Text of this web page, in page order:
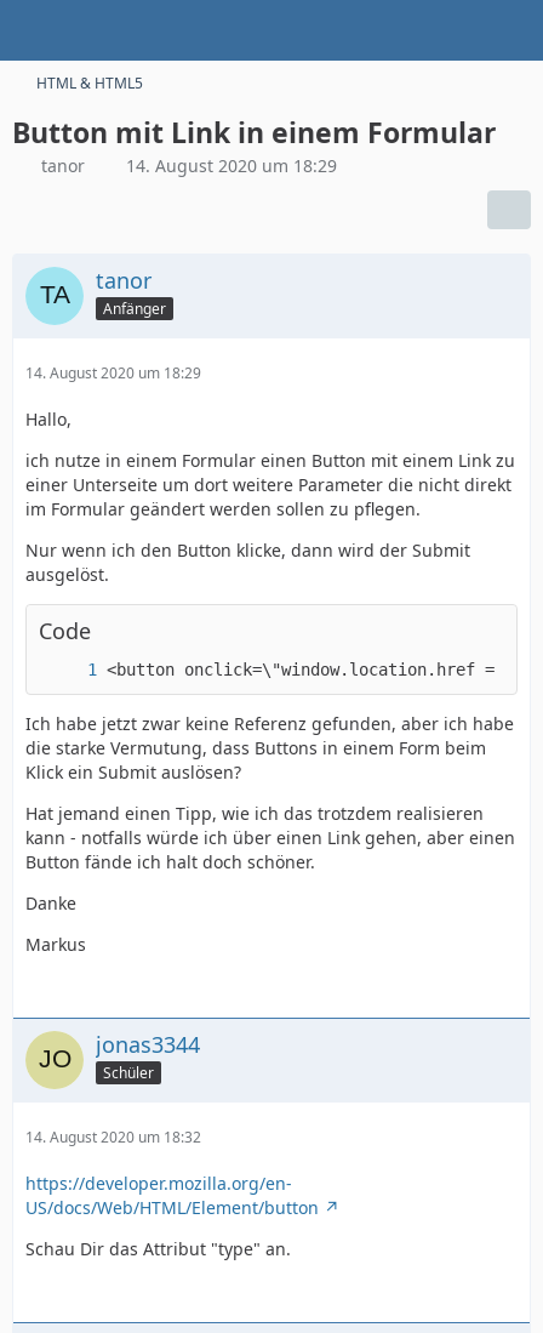
HTML & HTML5
Button mit Link in einem Formular
tanor 14. August 2020 um 18:29
tanor
Anfänger
14. August 2020 um 18:29
Hallo,
ich nutze in einem Formular einen Button mit einem Link zu
einer Unterseite um dort weitere Parameter die nicht direkt
im Formular geändert werden sollen zu pflegen.
Nur wenn ich den Button klicke, dann wird der Submit
ausgelöst.
Code
<button onclick=\"window.location.href =
Ich habe jetzt zwar keine Referenz gefunden, aber ich habe
die starke Vermutung, dass Buttons in einem Form beim
Klick ein Submit auslösen?
Hat jemand einen Tipp, wie ich das trotzdem realisieren
kann - notfalls würde ich über einen Link gehen, aber einen
Button fände ich halt doch schöner.
Danke
Markus
jonas3344
Schüler
14. August 2020 um 18:32
https://developer.mozilla.org/en-
US/docs/Web/HTML/Element/button
Schau Dir das Attribut "type" an.